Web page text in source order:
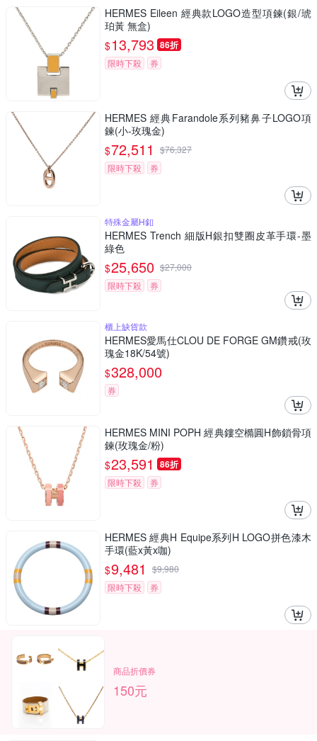
HERMES Eileen 經典款LOGO造型項鍊(銀/琥
珀黃 無盒)
$13,793 86折
限時下殺 券
HERMES 經典Farandole系列豬鼻子LOGO項
鍊(小-玫瑰金)
$72,511 $76,327
限時下殺
券
特殊金屬H釦
HERMES Trench 細版H銀扣雙圈皮革手環-墨
綠色
$25,650 $27,000
限時下殺
券
櫃上缺貨款
HERMES愛馬仕CLOU DE FORGE GM鑽戒(玫
瑰金18K/54號)
$328,000
券
HERMES MINI POPH 經典鏤空橢圓H飾鎖骨項
鍊(玫瑰金/粉)
$23,591 86折
限時下殺 券
HERMES 經典H Equipe系列H LOGO拼色漆木
手環(藍x黃x咖)
$9,481 $9,980
限時下殺
券
商品折價券
150元